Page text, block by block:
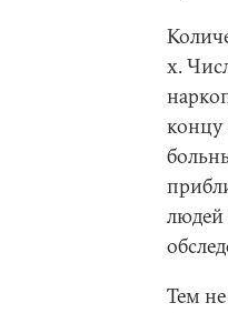
х.
концу
людей
Тем